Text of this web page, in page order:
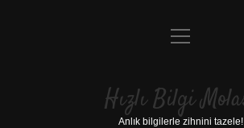
Anasayfa
Yasal Uyarı
menüyü
Hızlı Bilgi
Anlık bilgilerle zihnini tazele!